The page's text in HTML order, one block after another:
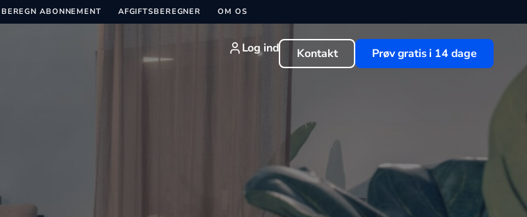
BEREGN ABONNEMENT AFGIFTSBEREGNER OM OS
Log ind Kontakt Prøv gratis i 14 dage